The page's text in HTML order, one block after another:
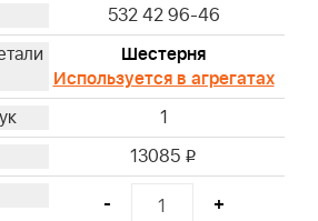
532 42 96-46
Шестерня
Используется в агрегатах
1
13085 i
- +